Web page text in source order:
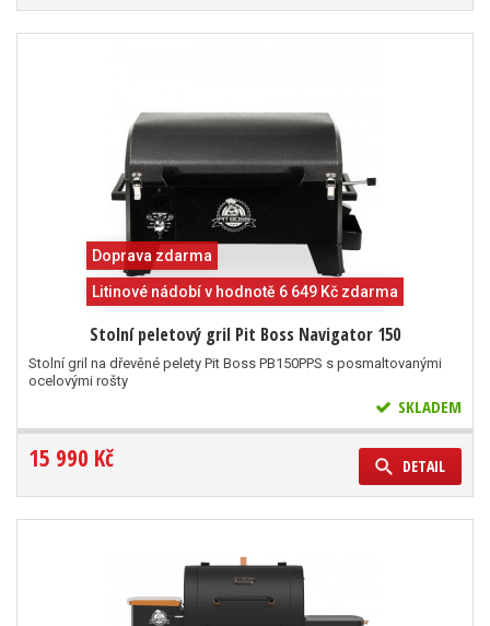
Doprava zdarma
Litinové nádobí v hodnotě 6 649 Kč zdarma
Stolní peletový gril Pit Boss Navigator 150
Stolní gril na dřevěné pelety Pit Boss PB150PPS s posmaltovanými
ocelovými rošty
SKLADEM
15 990 Kč DETAIL